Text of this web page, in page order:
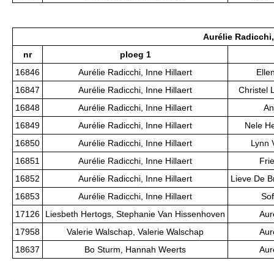
Aurélie
nr
ploeg 1
16846
Aurélie Radicchi, Inne Hillaert
16847
Aurélie Radicchi, Inne Hillaert
Christel
16848
Aurélie Radicchi, Inne Hillaert
16849
Aurélie Radicchi, Inne Hillaert
Nele
16850
Aurélie Radicchi, Inne Hillaert
Lynn
16851
Aurélie Radicchi, Inne Hillaert
16852
Aurélie Radicchi, Inne Hillaert
Lieve De
16853
Aurélie Radicchi, Inne Hillaert
17126
Liesbeth Hertogs, Stephanie Van Hissenhoven
17958
Valerie Walschap, Valerie Walschap
18637
Bo Sturm, Hannah Weerts